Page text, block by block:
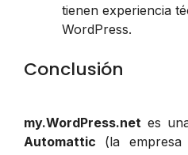
tienen experiencia
WordPress.
Conclusión
my.WordPress.net es
Automattic (la empresa